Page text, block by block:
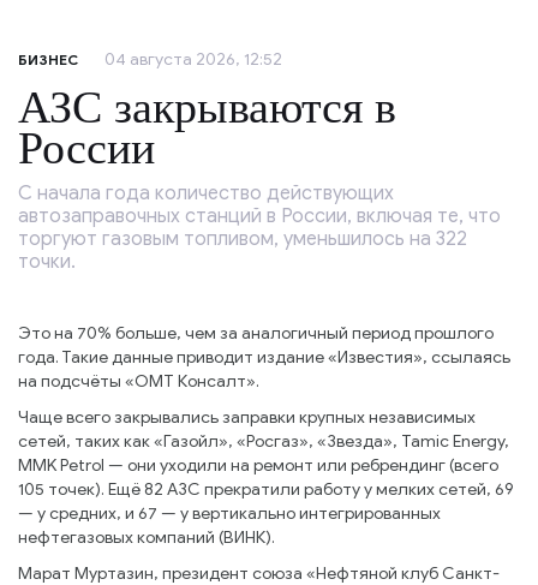
БИЗНЕС 04 августа 2026, 12:52
АЗС закрываются в
России
С начала года количество действующих
автозаправочных станций в России, включая те, что
торгуют газовым топливом, уменьшилось на 322
точки.
Это на 70% больше, чем за аналогичный период прошлого
года. Такие данные приводит издание «Известия», ссылаясь
на подсчёты «ОМТ Консалт».
Чаще всего закрывались заправки крупных независимых
сетей, таких как «Газойл», «Росгаз», «Звезда», Tamic Energy,
MMK Petrol — они уходили на ремонт или ребрендинг (всего
105 точек). Ещё 82 АЗС прекратили работу у мелких сетей, 69
— у средних, и 67 — у вертикально интегрированных
нефтегазовых компаний (ВИНК).
Марат Муртазин, президент союза «Нефтяной клуб Санкт-